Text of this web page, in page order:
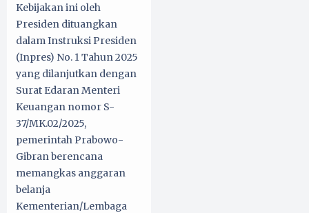
Kebijakan ini oleh
Presiden dituangkan
dalam Instruksi Presiden
(Inpres) No. 1 Tahun 2025
yang dilanjutkan dengan
Surat Edaran Menteri
Keuangan nomor S-
37/MK.02/2025,
pemerintah Prabowo-
Gibran berencana
memangkas anggaran
belanja
Kementerian/Lembaga